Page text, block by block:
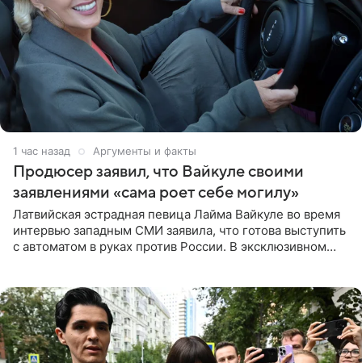
1 час назад Аргументы и факты
Продюсер заявил, что Вайкуле своими
заявлениями «сама роет себе могилу»
Латвийская эстрадная певица Лайма Вайкуле во время
интервью западным СМИ заявила, что готова выступить
с автоматом в руках против России. В эксклюзивном